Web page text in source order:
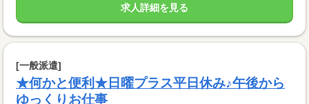
求人詳細を見る
[一般派遣]
★何かと便利★日曜プラス平日休み♪午後から
ゆっくりお仕事